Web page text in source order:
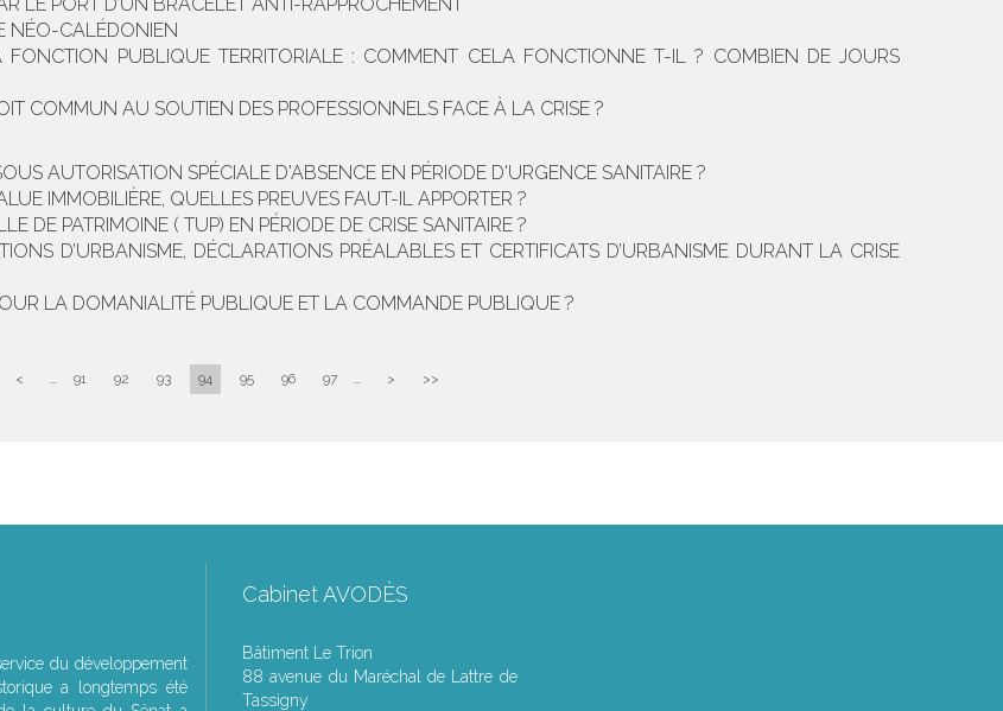
NÉO-CALÉDONIEN
PUBLIQUE TERRITORIALE : COMMENT CELA FONCTIONNE T-IL ? COMBIEN DE JOURS
COMMUN AU SOUTIEN DES PROFESSIONNELS FACE À LA CRISE ?
AUTORISATION SPÉCIALE D'ABSENCE EN PÉRIODE D'URGENCE SANITAIRE ?
IMMOBILIÈRE, QUELLES PREUVES FAUT-IL APPORTER ?
DE PATRIMOINE ( TUP) EN PÉRIODE DE CRISE SANITAIRE ?
D’URBANISME, DÉCLARATIONS PRÉALABLES ET CERTIFICATS D’URBANISME DURANT LA CRISE
LA DOMANIALITÉ PUBLIQUE ET LA COMMANDE PUBLIQUE ?
< ... 91 92 93 94 95 96 97 ... > >>
du développement
a longtemps été
Cabinet AVODÈS
Bâtiment Le Trion
88 avenue du Maréchal de Lattre de
Tassigny